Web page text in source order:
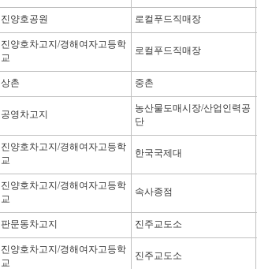
진양호공원 로컬푸드직매장
진양호차고지/경해여자고등학
교
로컬푸드직매장
상촌 중촌
공영차고지
농산물도매시장/산업인력공
단
진양호차고지/경해여자고등학
교
한국국제대
진양호차고지/경해여자고등학
교
속사종점
판문동차고지 진주교도소
진양호차고지/경해여자고등학
교
진주교도소